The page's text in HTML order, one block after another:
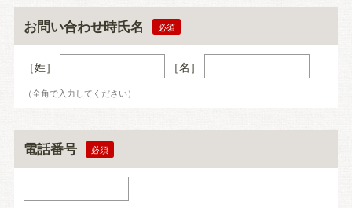
お問い合わせ時氏名
［姓］ ［名］
（全角で入力してください）
電話番号